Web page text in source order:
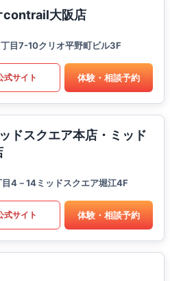
contrail大阪店
目7-10クリオ平野町ビル3F
式サイト 体験・相談予約
ドスクエア本店・ミッド
4－14ミッドスクエア堀江4F
式サイト 体験・相談予約